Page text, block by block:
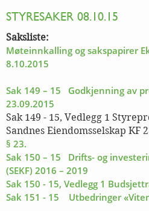
STYRESAKER 08.10.15
Saksliste:
Møteinnkalling og sakspapirer
8.10.2015
Sak 149 – 15 Godkjenning av
23.09.2015
Sak 149 - 15, Vedlegg 1
Sandnes Eiendomsselskap KF
§ 23.
Sak 150 – 15 Drifts- og
(SEKF) 2016 – 2019
Sak 150 - 15, Vedlegg 1
Sak 151 - 15 Utbedringer